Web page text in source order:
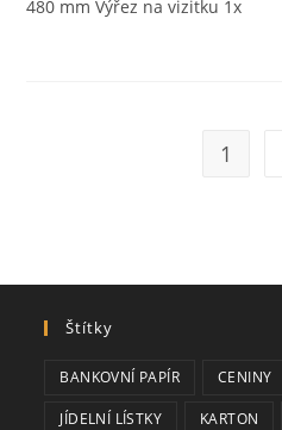
480 mm Výřez na vizitku 1x
1
Štítky
BANKOVNÍ PAPÍR CENINY
JÍDELNÍ LÍSTKY KARTON